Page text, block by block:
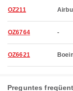
OZ211
OZ6764 -
OZ6621
Preguntes